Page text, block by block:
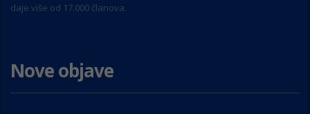
daje više od 17.000 članova.
Nove objave